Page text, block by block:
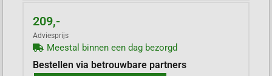
209,-
Adviesprijs
Meestal binnen een dag bezorgd
Bestellen via betrouwbare partners